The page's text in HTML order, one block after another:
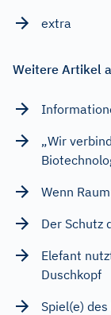
extra
Weitere Artikel
„Wir
Wenn
Der Schutz
Elefant
Duschkopf
Spiel(e) des